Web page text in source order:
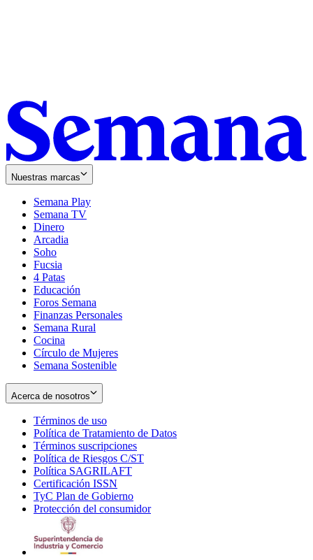
Nuestras marcas
Semana Play
Semana TV
Dinero
Arcadia
Soho
in
new
window
Fucsia
in
new
window
4 Patas
Educación
Foros Semana
Finanzas Personales
Semana Rural
Cocina
Círculo de Mujeres
Semana Sostenible
Acerca de nosotros
Términos de uso
in
new
window
Política de Tratamiento de Datos
Términos suscripciones
in
Política de Riesgos C/ST
Política SAGRILAFT
new
window
Certificación ISSN
in
new
TyC Plan de Gobierno
in
Protección del consumidorOpens